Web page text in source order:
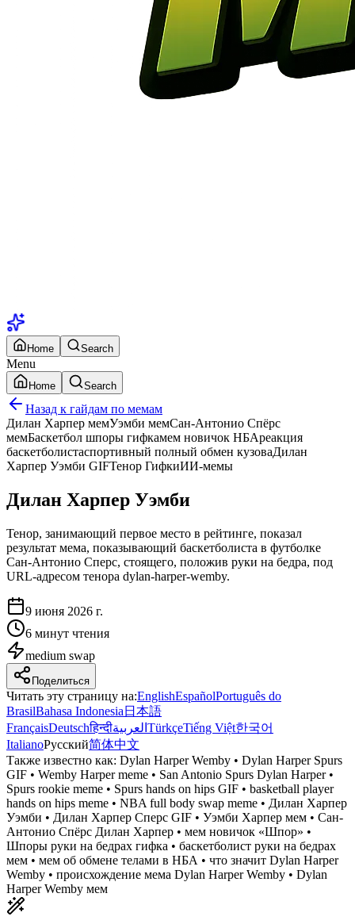
Home Search
Menu
Home Search
Назад к гайдам по мемам
Дилан Харпер мемУэмби мемСан-Антонио Спёрс
мемБаскетбол шпоры гифкамем новичок НБАреакция
баскетболистаспортивный полный обмен кузоваДилан
Харпер Уэмби GIFТенор ГифкиИИ-мемы
Дилан Харпер Уэмби
Тенор, занимающий первое место в рейтинге, показал
результат мема, показывающий баскетболиста в футболке
Сан-Антонио Сперс, стоящего, положив руки на бедра, под
URL-адресом тенора dylan-harper-wemby.
9 июня 2026 г.
6 минут чтения
medium swap
Поделиться
Читать эту страницу на:EnglishEspañolPortuguês do
BrasilBahasa Indonesia 日本語
FrançaisDeutschहिन्दीالعربية TürkçeTiếng Việt한국어
ItalianoРусский简体中文
Также известно как: Dylan Harper Wemby • Dylan Harper Spurs
GIF • Wemby Harper meme • San Antonio Spurs Dylan Harper •
Spurs rookie meme • Spurs hands on hips GIF • basketball player
hands on hips meme • NBA full body swap meme • Дилан Харпер
Уэмби • Дилан Харпер Сперс GIF • Уэмби Харпер мем • Сан-
Антонио Спёрс Дилан Харпер • мем новичок «Шпор» •
Шпоры руки на бедрах гифка • баскетболист руки на бедрах
мем • мем об обмене телами в НБА • что значит Dylan Harper
Wemby • происхождение мема Dylan Harper Wemby • Dylan
Harper Wemby мем